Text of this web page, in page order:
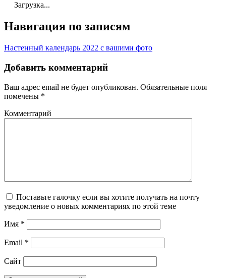
Загрузка...
Навигация по записям
Настенный календарь 2022 с вашими фото
Добавить комментарий
Ваш адрес email не будет опубликован. Обязательные поля
помечены *
Комментарий
Поставьте галочку если вы хотите получать на почту
уведомление о новых комментариях по этой теме
Имя *
Email *
Сайт